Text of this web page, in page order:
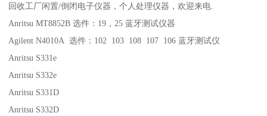
回收工厂闲置/倒闭电子仪器，个人处理仪器，欢迎来电.
Anritsu MT8852B 选件：19，25 蓝牙测试仪器
Agilent N4010A 选件：102 103 108 107 106 蓝牙测试仪
Anritsu S331e
Anritsu S332e
Anritsu S331D
Anritsu S332D